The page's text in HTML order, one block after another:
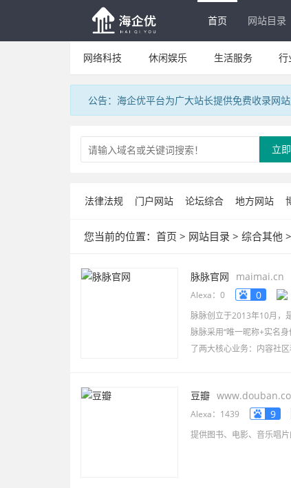
首页 网站目录
网络科技 休闲娱乐 生活服务 行
公告：海企优平台为广大站长提供免费收录网
立
法律法规 门户网站 论坛综合 地方网站
您当前的位置： 首页 > 网站目录 > 综合其他 >
脉脉官网 maimai.cn
Alexa：0 0
脉脉创立于2013年10月，
脉脉采用“唯一昵称+实名
了两大核心业务：内容社区
豆瓣
Alexa：1439 9
提供图书、电影、音乐唱